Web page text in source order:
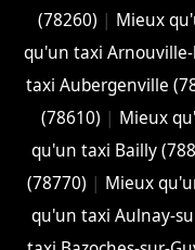
(78260) | Mieux
qu'un taxi
taxi Aubergenville
(78610) | Mieux
qu'un taxi Bailly
(78770) | Mieux
qu'un taxi Aulnay-